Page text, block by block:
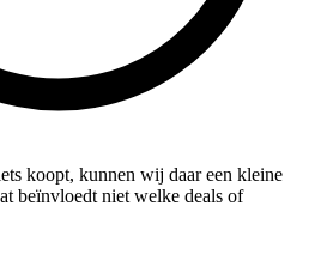
koopt, kunnen wij daar een kleine
beïnvloedt niet welke deals of